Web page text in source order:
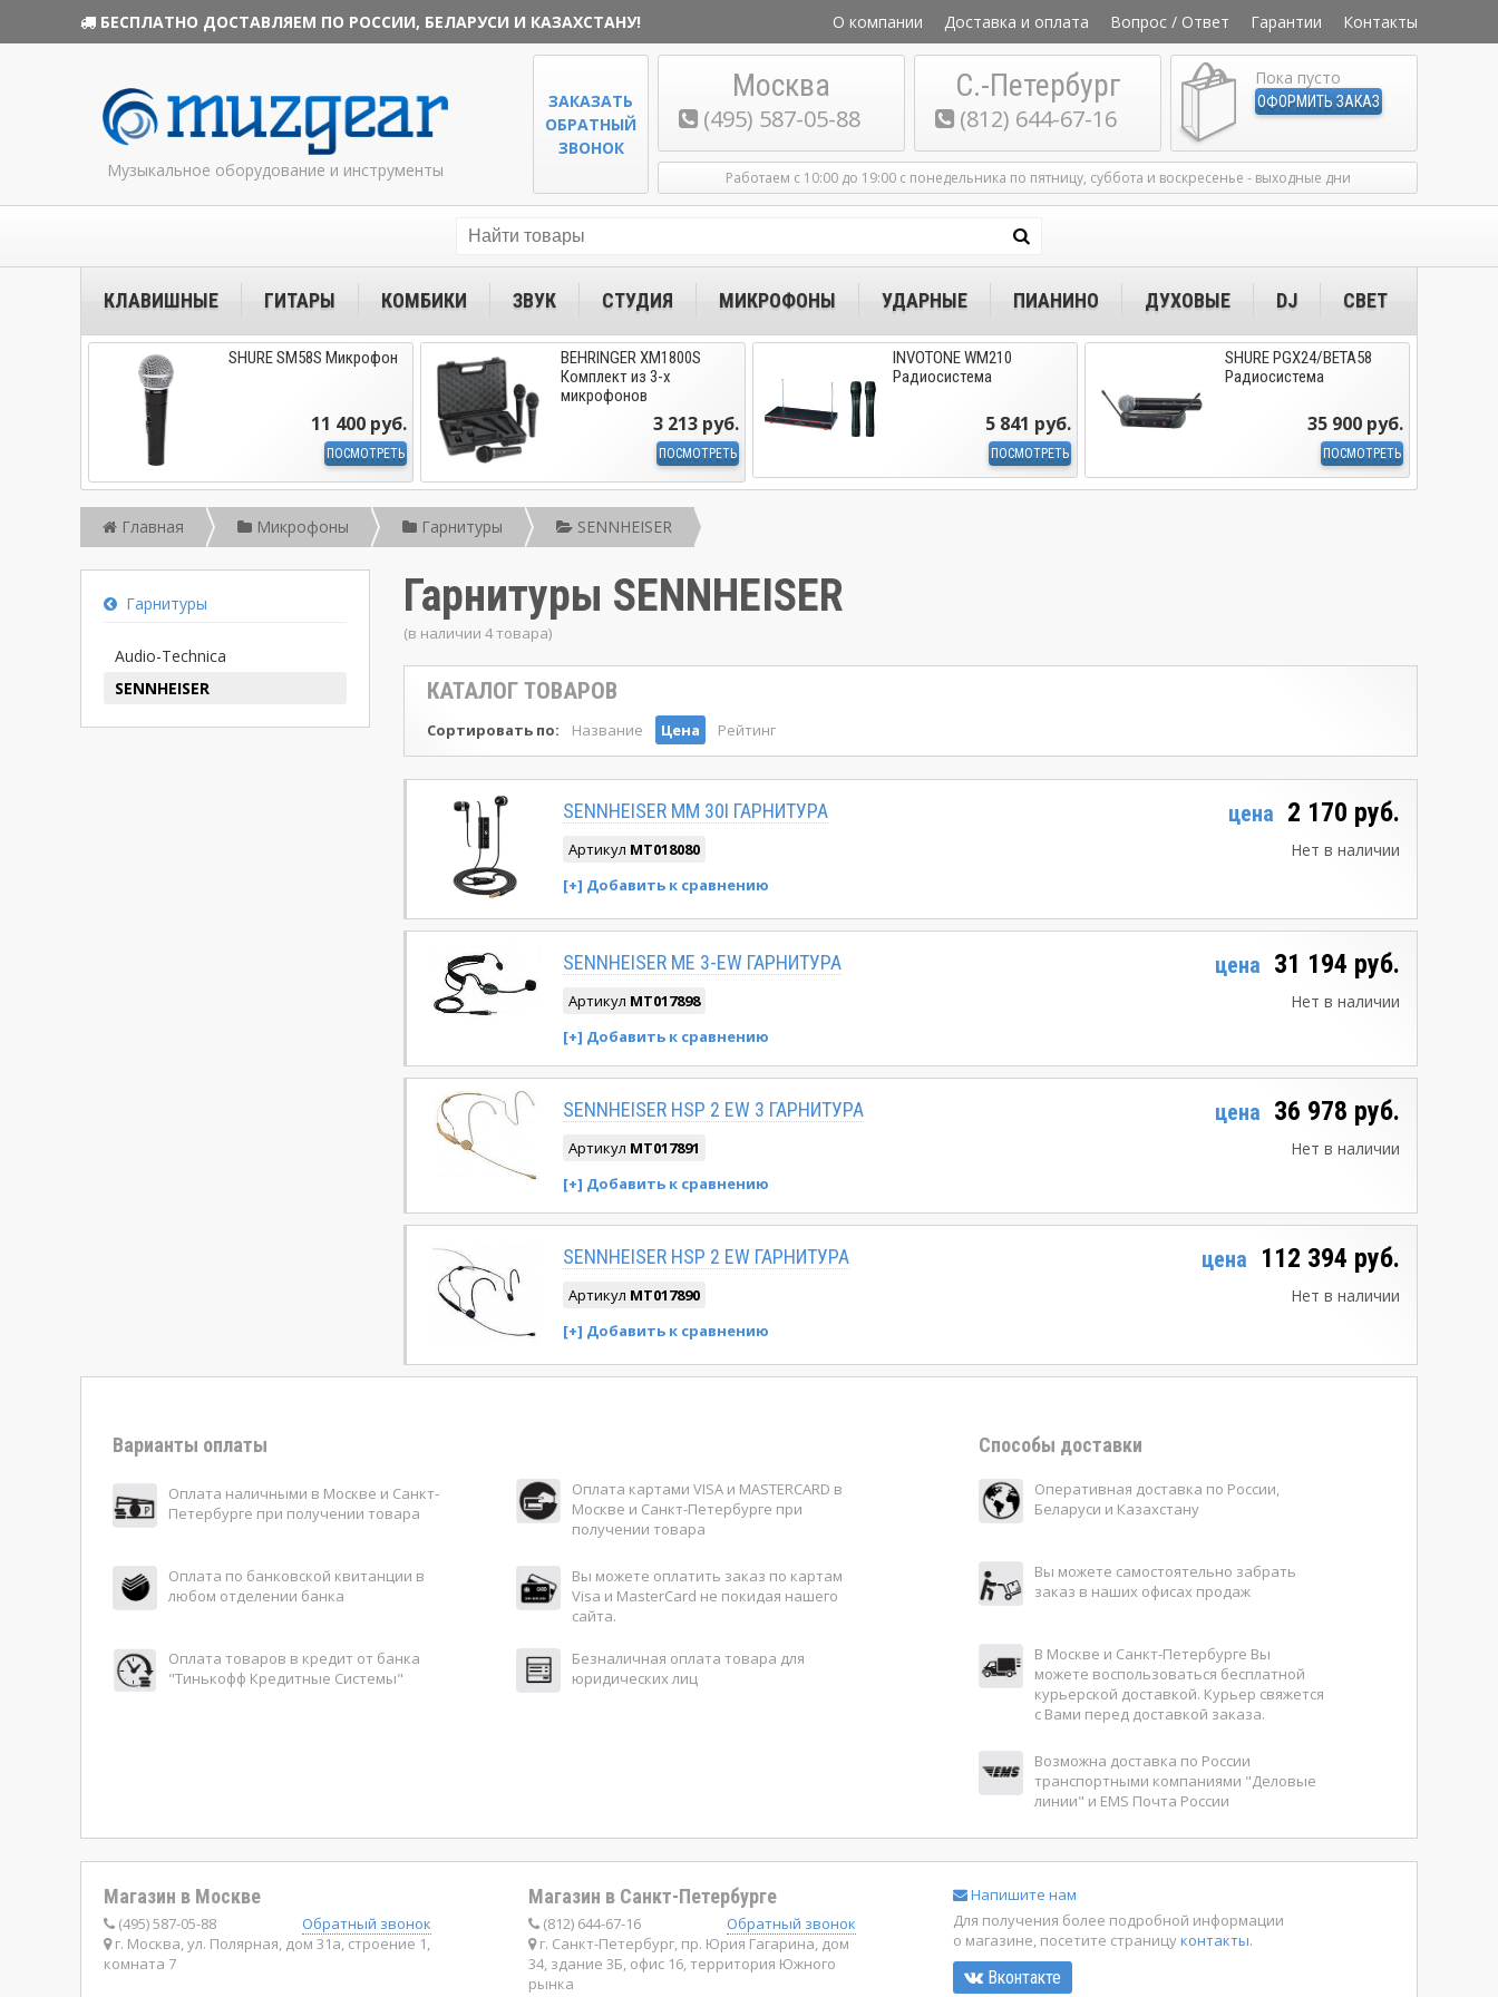
БЕСПЛАТНО ДОСТАВЛЯЕМ ПО РОССИИ, БЕЛАРУСИ И КАЗАХСТАНУ! О компании Доставка и оплата Вопрос / Ответ Гарантии Контакты
Музыкальное оборудование и инструменты
Москва
(495) 587-05-88
С.-Петербург
(812) 644-67-16
ЗАКАЗАТЬ
ОБРАТНЫЙ
ЗВОНОК
Пока пусто
ОФОРМИТЬ ЗАКАЗ
Работаем с 10:00 до 19:00 с понедельника по пятницу, суббота и воскресенье - выходные дни
КЛАВИШНЫЕ ГИТАРЫ КОМБИКИ ЗВУК СТУДИЯ МИКРОФОНЫ УДАРНЫЕ ПИАНИНО ДУХОВЫЕ DJ СВЕТ
SHURE SM58S Микрофон
11 400 руб.
ПОСМОТРЕТЬ
BEHRINGER XM1800S
Комплект из 3-х
микрофонов
3 213 руб.
ПОСМОТРЕТЬ
INVOTONE WM210
Радиосистема
5 841 руб.
ПОСМОТРЕТЬ
SHURE PGX24/BETA58
Радиосистема
35 900 руб.
ПОСМОТРЕТЬ
Главная Микрофоны Гарнитуры SENNHEISER
Гарнитуры
Audio-Technica
SENNHEISER
Гарнитуры SENNHEISER
(в наличии 4 товара)
КАТАЛОГ ТОВАРОВ
Сортировать по: Название Цена Рейтинг
SENNHEISER MM 30I ГАРНИТУРА
Артикул MT018080
цена 2 170 руб.
Нет в наличии
SENNHEISER ME 3-EW ГАРНИТУРА
Артикул MT017898
цена 31 194 руб.
Нет в наличии
SENNHEISER HSP 2 EW 3 ГАРНИТУРА
Артикул MT017891
цена 36 978 руб.
Нет в наличии
SENNHEISER HSP 2 EW ГАРНИТУРА
Артикул MT017890
цена 112 394 руб.
Нет в наличии
Варианты оплаты
Оплата наличными в Москве и Санкт-
Петербурге при получении товара
Оплата картами VISA и MASTERCARD в
Москве и Санкт-Петербурге при
получении товара
Оплата по банковской квитанции в
любом отделении банка
Вы можете оплатить заказ по картам
Visa и MasterCard не покидая нашего
сайта.
Оплата товаров в кредит от банка
"Тинькофф Кредитные Системы"
Безналичная оплата товара для
юридических лиц
Способы доставки
Оперативная доставка по России,
Беларуси и Казахстану
Вы можете самостоятельно забрать
заказ в наших офисах продаж
В Москве и Санкт-Петербурге Вы
можете воспользоваться бесплатной
курьерской доставкой. Курьер свяжется
с Вами перед доставкой заказа.
Возможна доставка по России
транспортными компаниями "Деловые
линии" и EMS Почта России
Магазин в Москве
(495) 587-05-88
Обратный звонок
г. Москва, ул. Полярная, дом 31а, строение 1,
комната 7
Магазин в Санкт-Петербурге
(812) 644-67-16
Обратный звонок
г. Санкт-Петербург, пр. Юрия Гагарина, дом
34, здание 3Б, офис 16, территория Южного
рынка
Напишите нам
Для получения более подробной информации
о магазине, посетите страницуконтакты.
Вконтакте